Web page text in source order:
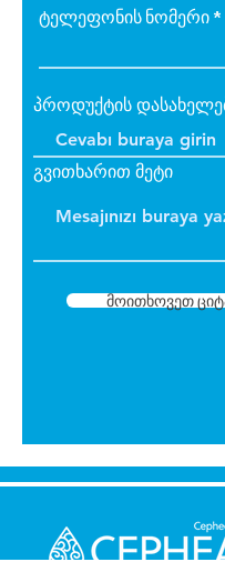
ტელეფონის ნომერი
პროდუქტის
გვითხარით მეტი
მოითხოვეთ